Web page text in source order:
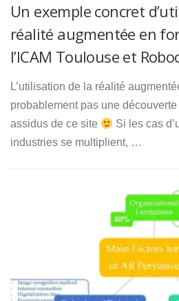
Un exemple concret
réalité augmentée en
l’ICAM Toulouse et
L’utilisation de la réalité
probablement pas une découverte
assidus de ce site
Si les cas
industries se multiplient, …